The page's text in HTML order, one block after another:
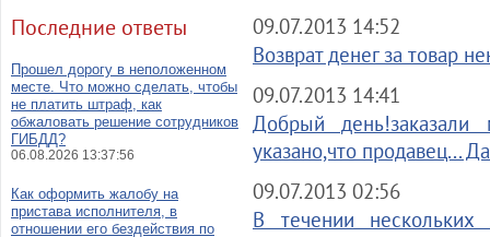
09.07.2013 14:52
Возврат денег за товар
09.07.2013 14:41
Добрый
указано,что продавец...
09.07.2013 02:56
В течении
Последние ответы
Прошел дорогу в неположенном
месте. Что можно сделать, чтобы
не платить штраф, как
обжаловать решение сотрудников
ГИБДД?
06.08.2026 13:37:56
Как оформить жалобу на
пристава исполнителя, в
отношении его бездействия по